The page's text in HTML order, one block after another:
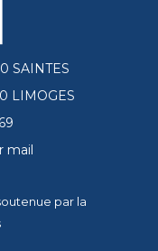
SAINTES
LIMOGES
mail
par la